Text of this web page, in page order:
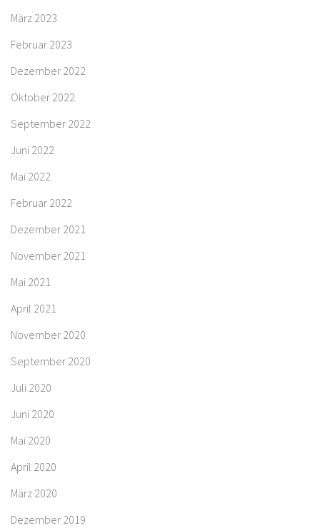
März 2023
Februar 2023
Dezember 2022
Oktober 2022
September 2022
Juni 2022
Mai 2022
Februar 2022
Dezember 2021
November 2021
Mai 2021
April 2021
November 2020
September 2020
Juli 2020
Juni 2020
Mai 2020
April 2020
März 2020
Dezember 2019